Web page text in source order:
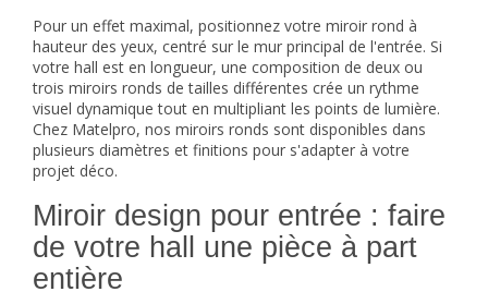
Pour un effet maximal, positionnez votre miroir rond à
hauteur des yeux, centré sur le mur principal de l'entrée. Si
votre hall est en longueur, une composition de deux ou
trois miroirs ronds de tailles différentes crée un rythme
visuel dynamique tout en multipliant les points de lumière.
Chez Matelpro, nos miroirs ronds sont disponibles dans
plusieurs diamètres et finitions pour s'adapter à votre
projet déco.
Miroir design pour entrée : faire
de votre hall une pièce à part
entière